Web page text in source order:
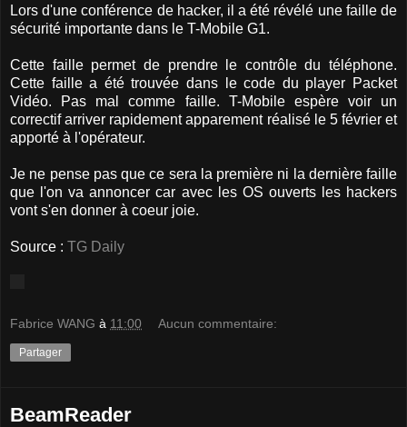
Lors d'une conférence de hacker, il a été révélé une faille de
sécurité importante dans le T-Mobile G1.
Cette faille permet de prendre le contrôle du téléphone.
Cette faille a été trouvée dans le code du player Packet
Vidéo. Pas mal comme faille. T-Mobile espère voir un
correctif arriver rapidement apparement réalisé le 5 février et
apporté à l'opérateur.
Je ne pense pas que ce sera la première ni la dernière faille
que l'on va annoncer car avec les OS ouverts les hackers
vont s'en donner à coeur joie.
Source : TG Daily
Fabrice WANG à 11:00 Aucun commentaire:
Partager
BeamReader